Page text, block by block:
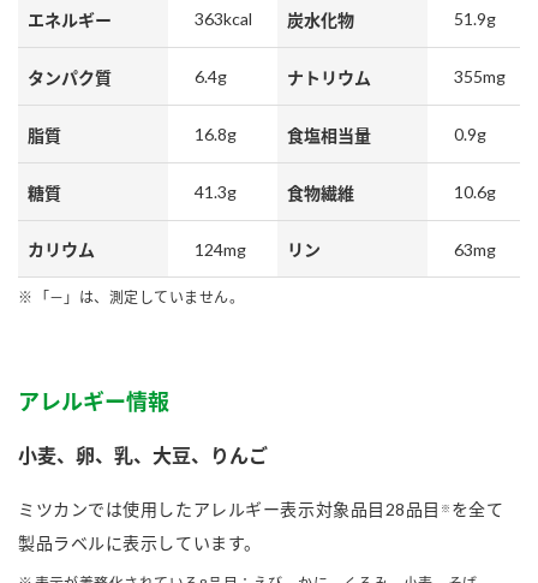
エネルギー 363kcal 炭水化物 51.9g
タンパク質 6.4g ナトリウム 355mg
脂質 16.8g 食塩相当量 0.9g
糖質 41.3g 食物繊維 10.6g
カリウム 124mg リン 63mg
「－」は、測定していません。
アレルギー情報
小麦、卵、乳、大豆、りんご
ミツカンでは使用したアレルギー表示対象品目28品目 ※ を全て
製品ラベルに表示しています。